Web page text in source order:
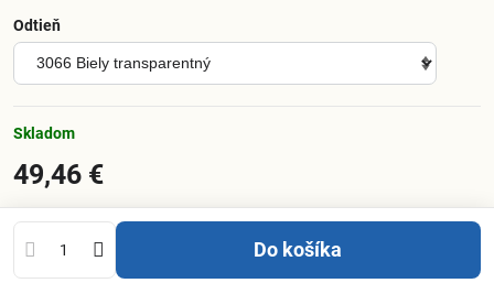
Odtieň
Skladom
49,46 €
Do košíka